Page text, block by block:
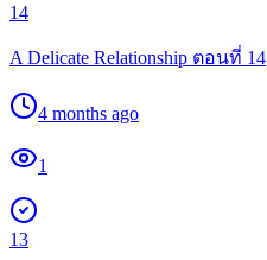
14
A Delicate Relationship ตอนที่ 14
4 months ago
1
13